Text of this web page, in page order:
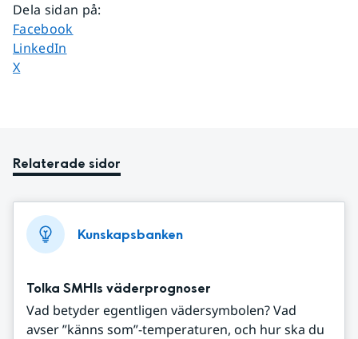
Dela sidan på:
Dela sidan på
Facebook
Dela sidan på
LinkedIn
Dela sidan på
X
Relaterade sidor
Kunskapsbanken
Tolka SMHIs väderprognoser
Vad betyder egentligen vädersymbolen? Vad
avser ”känns som”-temperaturen, och hur ska du